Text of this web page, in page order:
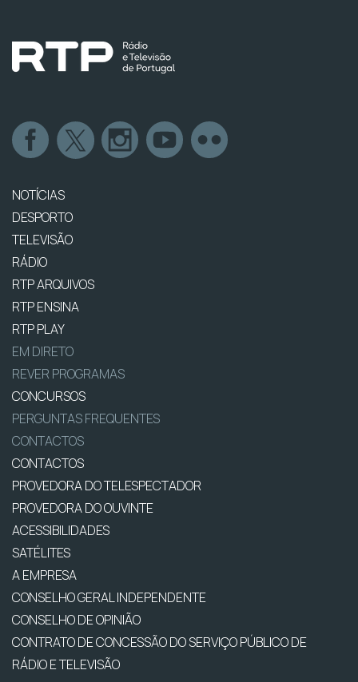
NOTÍCIAS
DESPORTO
TELEVISÃO
RÁDIO
RTP ARQUIVOS
RTP ENSINA
RTP PLAY
EM DIRETO
REVER PROGRAMAS
CONCURSOS
PERGUNTAS FREQUENTES
CONTACTOS
CONTACTOS
PROVEDORA DO TELESPECTADOR
PROVEDORA DO OUVINTE
ACESSIBILIDADES
SATÉLITES
A EMPRESA
CONSELHO GERAL INDEPENDENTE
CONSELHO DE OPINIÃO
CONTRATO DE CONCESSÃO DO SERVIÇO PÚBLICO DE
RÁDIO E TELEVISÃO